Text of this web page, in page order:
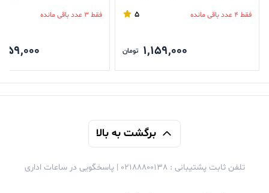
فقط 4 عدد باقی مانده 5
1,159,000 تومان
فقط 3 عدد باقی مانده
برگشت به بالا
تلفن ثابت پشتیبانی : 02188800138 | پاسخگویی در ساعات اداری